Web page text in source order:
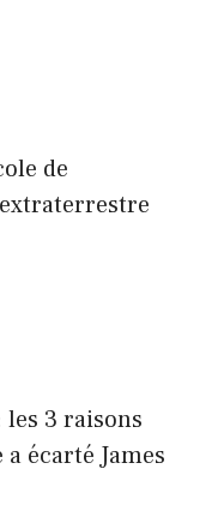
de
les 3 raisons
écarté James